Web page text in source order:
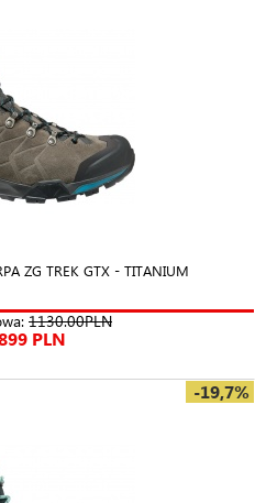
ZG TREK GTX - TITANIUM
1130.00PLN
PLN
-19,7%